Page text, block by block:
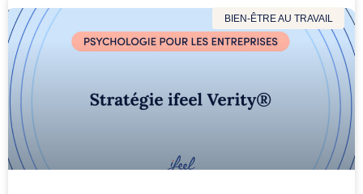
BIEN-ÊTRE AU TRAVAIL